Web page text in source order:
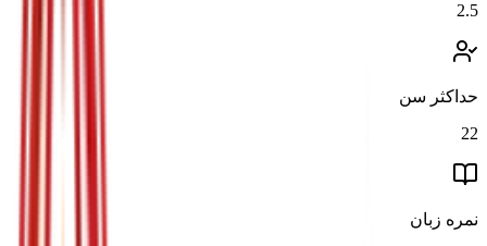
2.5
حداکثر سن
22
نمره زبان